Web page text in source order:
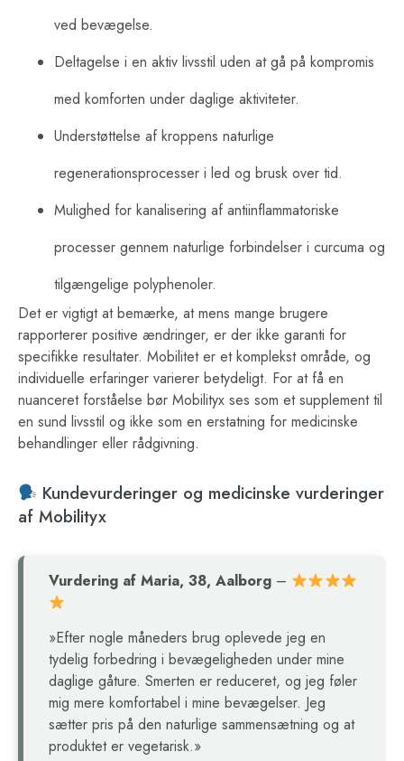
ved bevægelse.
Deltagelse i en aktiv livsstil uden at gå på kompromis
med komforten under daglige aktiviteter.
Understøttelse af kroppens naturlige
regenerationsprocesser i led og brusk over tid.
Mulighed for kanalisering af antiinflammatoriske
processer gennem naturlige forbindelser i curcuma og
tilgængelige polyphenoler.
Det er vigtigt at bemærke, at mens mange brugere
rapporterer positive ændringer, er der ikke garanti for
specifikke resultater. Mobilitet er et komplekst område, og
individuelle erfaringer varierer betydeligt. For at få en
nuanceret forståelse bør Mobilityx ses som et supplement til
en sund livsstil og ikke som en erstatning for medicinske
behandlinger eller rådgivning.
Kundevurderinger og medicinske vurderinger
af Mobilityx
Vurdering af Maria, 38, Aalborg –
»Efter nogle måneders brug oplevede jeg en
tydelig forbedring i bevægeligheden under mine
daglige gåture. Smerten er reduceret, og jeg føler
mig mere komfortabel i mine bevægelser. Jeg
sætter pris på den naturlige sammensætning og at
produktet er vegetarisk.»